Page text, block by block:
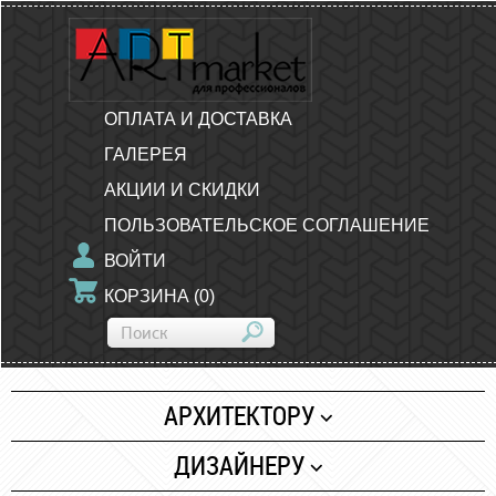
ОПЛАТА И ДОСТАВКА
ГАЛЕРЕЯ
АКЦИИ И СКИДКИ
ПОЛЬЗОВАТЕЛЬСКОЕ СОГЛАШЕНИЕ
ВОЙТИ
КОРЗИНА (0)
АРХИТЕКТОРУ
Бумага
ДИЗАЙНЕРУ